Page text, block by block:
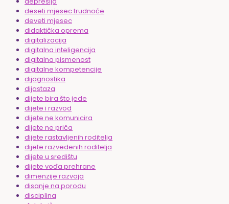
deseti mjesec trudnoće
deveti mjesec
didaktička oprema
digitalizacija
digitalna inteligencija
digitalna pismenost
digitalne kompetencije
dijagnostika
dijastaza
dijete bira što jede
dijete i razvod
dijete ne komunicira
dijete ne priča
dijete rastavljenih roditelja
dijete razvedenih roditelja
dijete u središtu
dijete vođa prehrane
dimenzije razvoja
disanje na porodu
disciplina